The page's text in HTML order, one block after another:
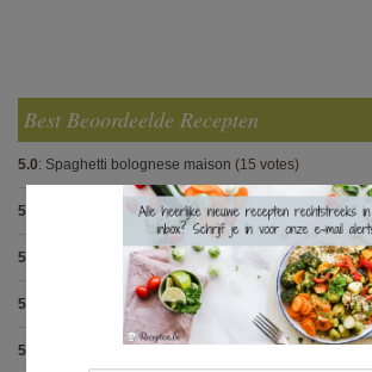
Best Beoordeelde Recepten
5.0: Spaghetti bolognese maison (15 votes)
5.0 Steak met Cajun patatjes en rodekoolsla(12 votes)
5.0 Pasta carbonara met mosselen (5 votes)
5.0 (5 votes)
5.0